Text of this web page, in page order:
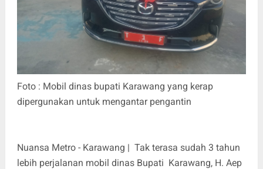
Foto : Mobil dinas bupati Karawang yang kerap
dipergunakan untuk mengantar pengantin
Nuansa Metro - Karawang | Tak terasa sudah 3 tahun
lebih perjalanan mobil dinas Bupati Karawang, H. Aep